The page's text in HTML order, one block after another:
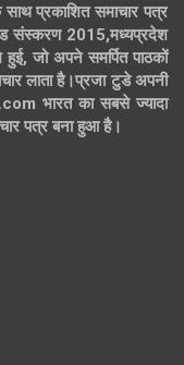
प्रकाशित समाचार पत्र
संस्करण 2015,मध्यप्रदेश
जो अपने समर्पित पाठकों
लाता है।प्रजा टुडे अपनी
भारत का सबसे ज्यादा
पत्र बना हुआ है।